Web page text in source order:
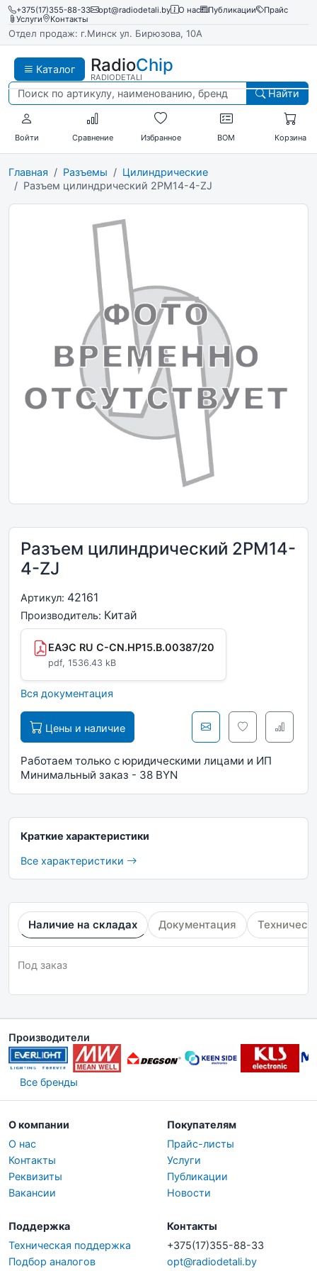
+375(17)355-88-33 opt@radiodetali.by О нас Публикации
Прайс
Услуги
Контакты
Отдел продаж: г.Минск ул. Бирюзова, 10А
Каталог RadioChip
RADIODETALI
Найти
Войти Сравнение Избранное BOM Корзина
Главная Разъемы
Цилиндрические
Разъем цилиндрический 2PM14-4-ZJ
Разъем цилиндрический 2PM14-
4-ZJ
Артикул: 42161
Производитель: Китай
ЕАЭС RU C-CN.НР15.В.00387/20
pdf, 1536.43 kB
Вся документация
Цены и наличие
Работаем только с юридическими лицами и ИП
Минимальный заказ - 38 BYN
Краткие характеристики
Все характеристики
Наличие на складах Документация
Под заказ
Производители
Все бренды
О компании
О нас
Контакты
Реквизиты
Вакансии
Покупателям
Прайс-листы
Услуги
Публикации
Новости
Поддержка
Техническая поддержка
Подбор аналогов
Контакты
+375(17)355-88-33
opt@radiodetali.by